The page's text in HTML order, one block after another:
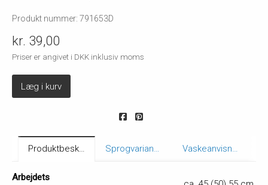
Produkt nummer: 791653D
kr. 39,00
Priser er angivet i DKK inklusiv moms
Læg i kurv
Produktbeskrivelse Sprogvarianter Vaskeanvisning
Arbejdets